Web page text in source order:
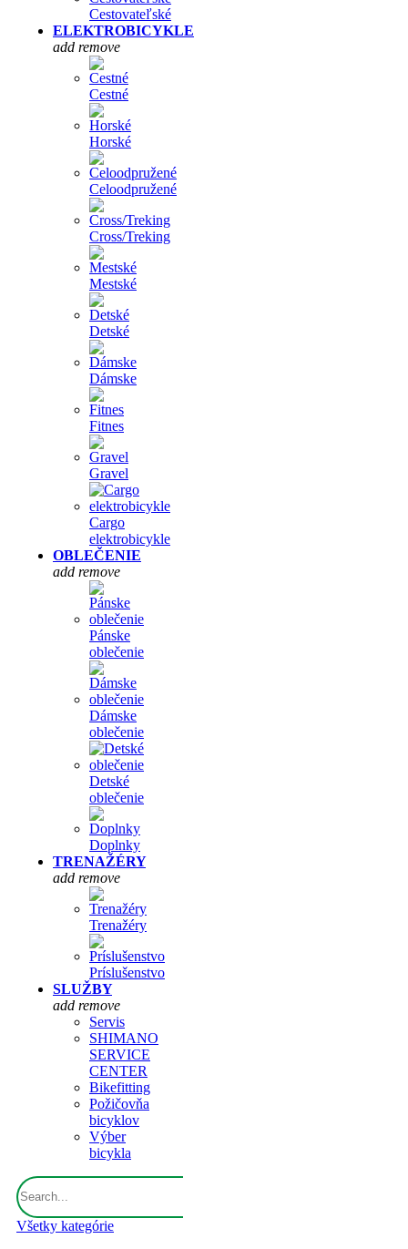
Cestovateľské
ELEKTROBICYKLE
add remove
Cestné
Horské
Celoodpružené
Cross/Treking
Mestské
Detské
Dámske
Fitnes
Gravel
Cargo
elektrobicykle
OBLEČENIE
add remove
Pánske
oblečenie
Dámske
oblečenie
Detské
oblečenie
Doplnky
TRENAŽÉRY
add remove
Trenažéry
Príslušenstvo
SLUŽBY
add remove
Servis
SHIMANO
SERVICE
CENTER
Bikefitting
Požičovňa
bicyklov
Výber
bicykla
Všetky kategórie